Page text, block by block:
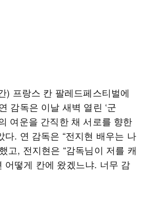
) 프랑스 칸 팔레드페스티벌에
감독은 이날 새벽 열린 ‘군
여운을 간직한 채 서로를 향한
다. 연 감독은 “전지현 배우는 나
고, 전지현은 “감독님이 저를 캐
어떻게 칸에 왔겠느냐. 너무 감